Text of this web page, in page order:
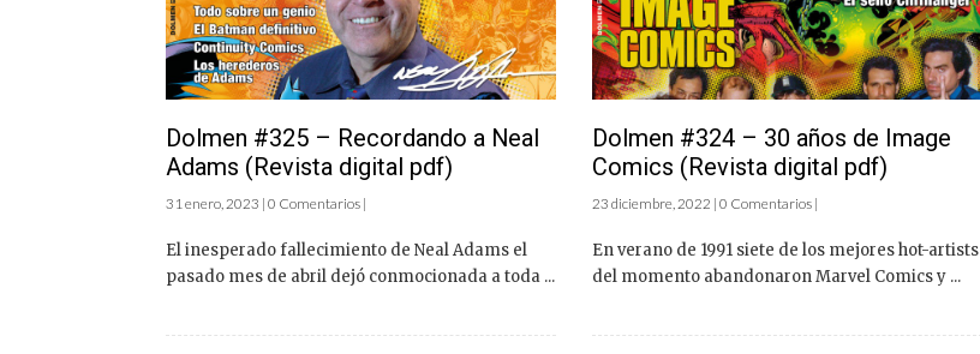
Dolmen #325 – Recordando a Neal
Adams (Revista digital pdf)
31 enero, 2023 | 0 Comentarios |
El inesperado fallecimiento de Neal Adams el
pasado mes de abril dejó conmocionada a toda ...
Dolmen #324 – 30 años de Image
Comics (Revista digital pdf)
23 diciembre, 2022 | 0 Comentarios |
En verano de 1991 siete de los mejores hot-artists
del momento abandonaron Marvel Comics y ...